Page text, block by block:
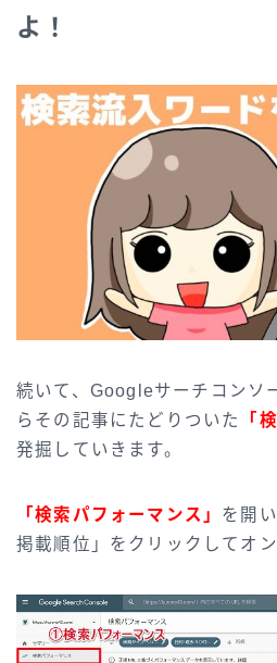
よ！
続いて、Googleサーチコンソ
らその記事にたどりついた
「
発掘していきます。
「検索パフォーマンス」 を開
掲載順位」をクリックしてオン